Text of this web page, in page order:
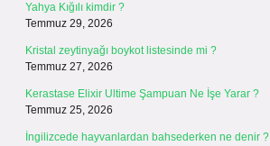
Yahya Kığılı kimdir ?
Temmuz 29, 2026
Kristal zeytinyağı boykot listesinde mi ?
Temmuz 27, 2026
Kerastase Elixir Ultime Şampuan Ne İşe Yarar ?
Temmuz 25, 2026
İngilizcede hayvanlardan bahsederken ne denir ?